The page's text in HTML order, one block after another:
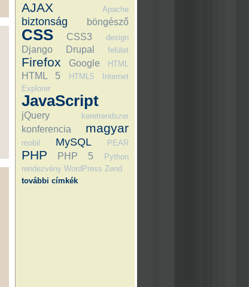
AJAX Apache
biztonság böngésző
CSS CSS3 design
Django Drupal felület
Firefox Google HTML
HTML 5 HTML5
Internet
Explorer
JavaScript
jQuery keretrendszer
konferencia magyar
mobil MySQL PEAR
PHP PHP 5
Python
rendezvény WordPress Zend
további címkék